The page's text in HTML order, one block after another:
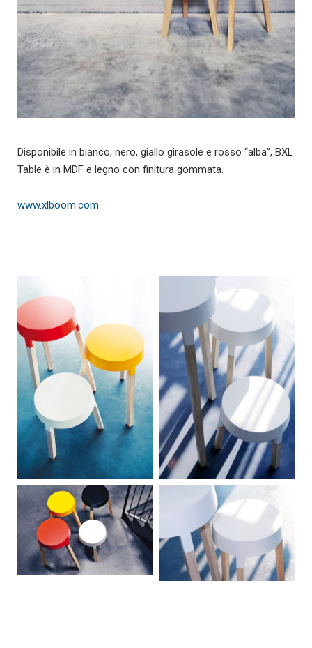
Disponibile in bianco, nero, giallo girasole e rosso “alba”, BXL
Table è in MDF e legno con finitura gommata.
www.xlboom.com